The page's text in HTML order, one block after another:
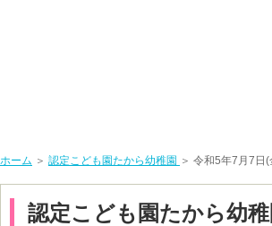
ホーム ＞ 認定こども園たから幼稚園 ＞ 令和5年7月7日(
認定こども園たから幼稚